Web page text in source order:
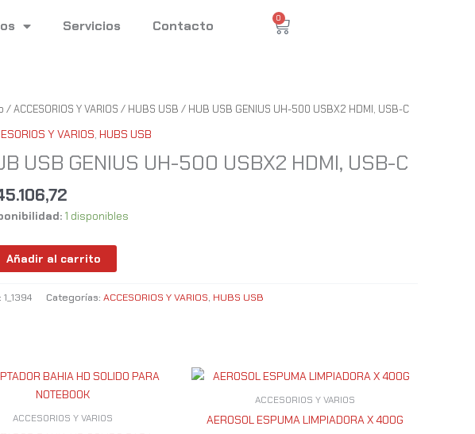
Servicios Contacto 0
Cart
/ACCESORIOS Y VARIOS / HUBS USB / HUB USB GENIUS UH-500 USBX2 HDMI, USB-C
Y VARIOS, HUBS USB
USB GENIUS UH-500 USBX2 HDMI, USB-C
1 disponibles
Añadir al carrito
1_1394 Categorías: ACCESORIOS Y VARIOS, HUBS USB
ACCESORIOS Y VARIOS
ACCESORIOS Y VARIOS
AEROSOL ESPUMA LIMPIADORA X 400G